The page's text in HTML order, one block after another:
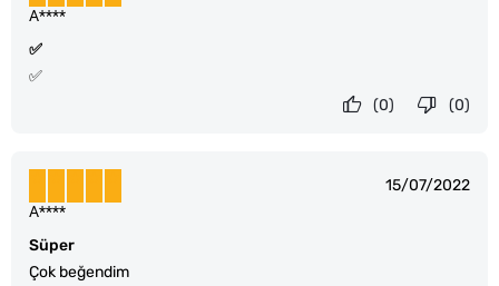
✅
✅
A****
(0)
(0)
15/07/2022
Süper
Çok beğendim
A****